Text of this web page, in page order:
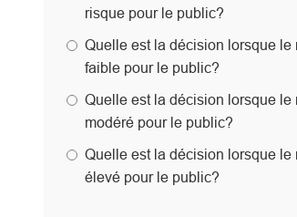
risque pour le public?
Quelle est la décision lorsque le
faible pour le public?
Quelle est la décision lorsque le
modéré pour le public?
Quelle est la décision lorsque le
élevé pour le public?